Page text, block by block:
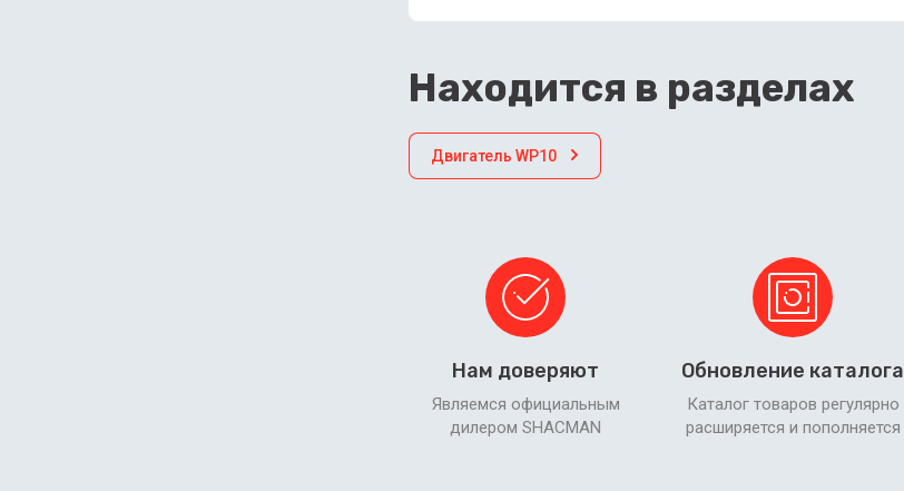
Находится в разделах
Двигатель WP10
Нам доверяют
Являемся официальным
дилером SHACMAN
Обновление каталога
Каталог товаров регулярно
расширяется и пополняется